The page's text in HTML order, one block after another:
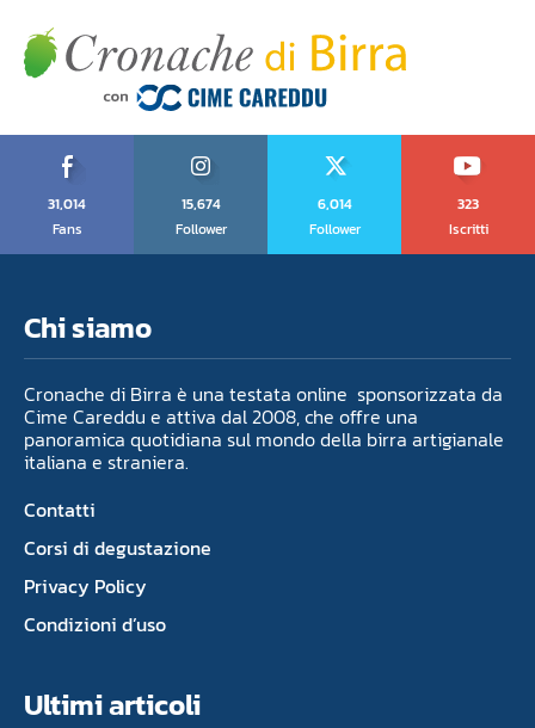
31,014
Fans
15,674
Follower
6,014
Follower
323
Iscritti
Chi siamo
Cronache di Birra è una testata online sponsorizzata da
Cime Careddu e attiva dal 2008, che offre una
panoramica quotidiana sul mondo della birra artigianale
italiana e straniera.
Contatti
Corsi di degustazione
Privacy Policy
Condizioni d’uso
Ultimi articoli